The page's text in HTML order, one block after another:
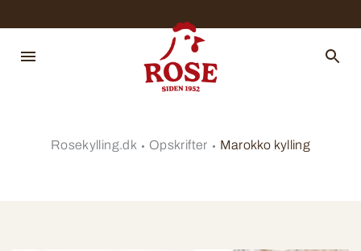
Rosekylling.dk Opskrifter Marokko kylling